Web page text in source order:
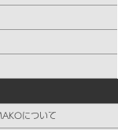
について